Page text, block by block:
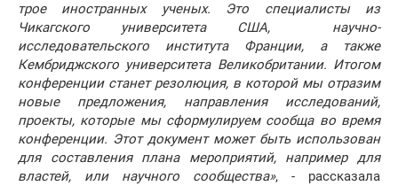
трое иностранных ученых. Это специалисты из
Чикагского университета США, научно-
исследовательского института Франции, а также
Кембриджского университета Великобритании. Итогом
конференции станет резолюция, в которой мы отразим
новые предложения, направления исследований,
проекты, которые мы сформулируем сообща во время
конференции. Этот документ может быть использован
для составления плана мероприятий, например для
властей, или научного сообщества», - рассказала